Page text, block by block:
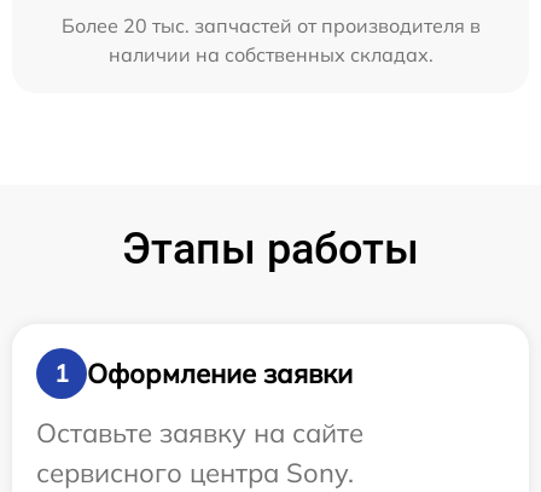
Более 20 тыс. запчастей от производителя в
наличии на собственных складах.
Этапы работы
1
Оформление заявки
Оставьте заявку на сайте
сервисного центра Sony.